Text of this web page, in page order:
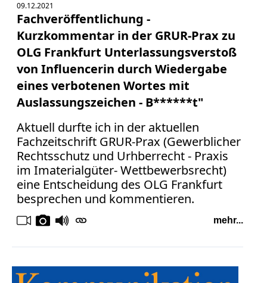
09.12.2021
Fachveröffentlichung -
Kurzkommentar in der GRUR-Prax zu
OLG Frankfurt Unterlassungsverstoß
von Influencerin durch Wiedergabe
eines verbotenen Wortes mit
Auslassungszeichen - B******t"
Aktuell durfte ich in der aktuellen
Fachzeitschrift GRUR-Prax (Gewerblicher
Rechtsschutz und Urhberrecht - Praxis
im Imaterialgüter- Wettbewerbsrecht)
eine Entscheidung des OLG Frankfurt
besprechen und kommentieren.
mehr...